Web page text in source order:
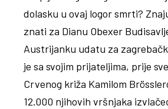
dolasku u ovaj logor smrti?
znati za Dianu Obexer
Austrijanku udatu za
je sa svojim prijateljima, prije
Crvenog križa Kamilom
12.000 njihovih vršnjaka